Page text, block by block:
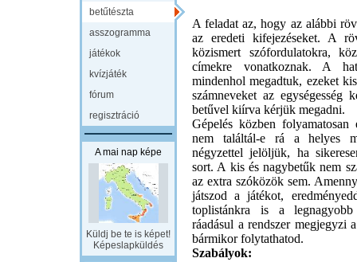
betűtészta
asszogramma
játékok
kvízjáték
fórum
regisztráció
A mai nap képe
Küldj be te is képet!
Képeslapküldés
A feladat az, hogy az alábbi
az eredeti kifejezéseket. A
közismert szófordulatokra,
címekre vonatkoznak. A
mindenhol megadtuk, ezeket
számneveket az egységesség
betűvel kiírva kérjük megadni.
Gépelés közben
nem találtál-e rá a helyes
négyzettel jelöljük, ha
sort. A kis és nagybetűk nem
az extra szóközök sem.
játszod a játékot,
toplistánkra is a
ráadásul a rendszer megjegyzi
bármikor folytathatod.
Szabályok: